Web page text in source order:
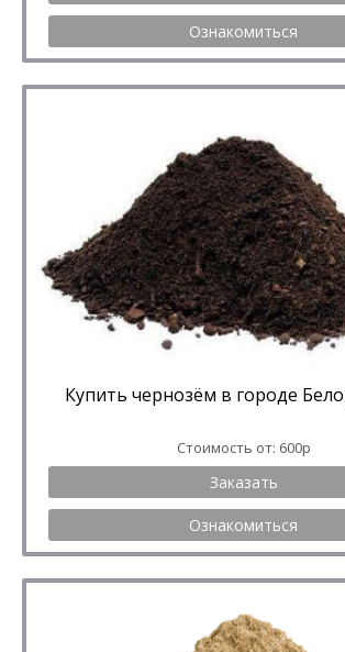
Ознакомиться
Купить чернозём в городе
Стоимость от: 600р
Заказать
Ознакомиться